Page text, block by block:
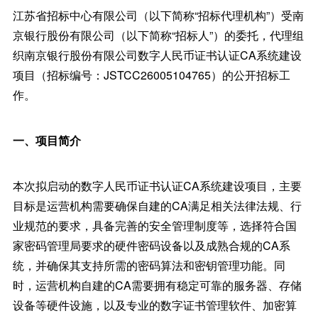
江苏省招标中心有限公司（以下简称“招标代理机构”）受南
京银行股份有限公司（以下简称“招标人”）的委托，代理组
织南京银行股份有限公司数字人民币证书认证CA系统建设
项目（招标编号：JSTCC26005104765）的公开招标工
作。
一、项目简介
本次拟启动的数字人民币证书认证CA系统建设项目，主要
目标是运营机构需要确保自建的CA满足相关法律法规、行
业规范的要求，具备完善的安全管理制度等，选择符合国
家密码管理局要求的硬件密码设备以及成熟合规的CA系
统，并确保其支持所需的密码算法和密钥管理功能。同
时，运营机构自建的CA需要拥有稳定可靠的服务器、存储
设备等硬件设施，以及专业的数字证书管理软件、加密算